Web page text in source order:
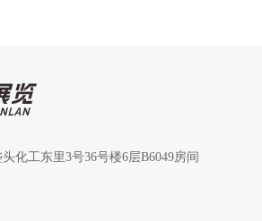
化工东里3号36号楼6层B6049房间